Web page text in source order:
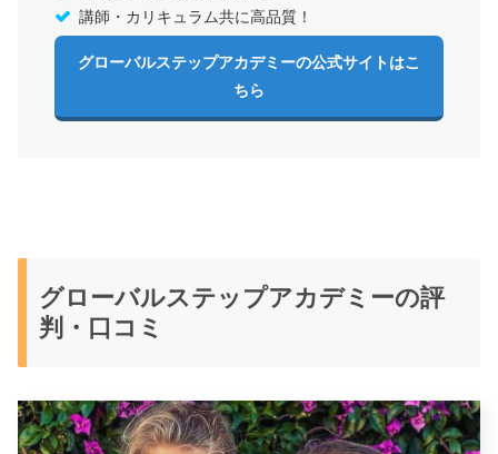
講師・カリキュラム共に高品質！
グローバルステップアカデミーの公式サイトはこ
ちら
グローバルステップアカデミーの評
判・口コミ